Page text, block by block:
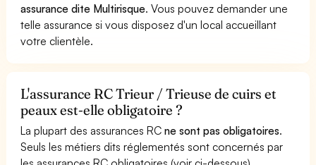
assurance dite Multirisque. Vous pouvez demander une
telle assurance si vous disposez d'un local accueillant
votre clientèle.
L'assurance RC Trieur / Trieuse de cuirs et
peaux est-elle obligatoire ?
La plupart des assurances RCne sont pas obligatoires.
Seuls les métiers dits réglementés sont concernés par